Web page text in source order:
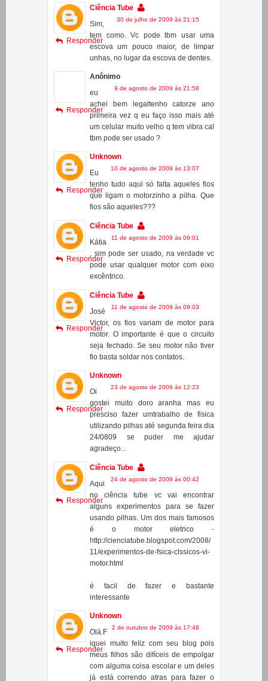
como substituir a vibrador por motor
de carinhos
Responder
Ciência Tube
30 de julho de 2009 às 21:15
Sim,
tem como. Vc pode tbm usar uma
escova um pouco maior, de limpar
unhas, no lugar da escova de dentes.
Anônimo
9 de agosto de 2009 às 21:58
eu
achei bem legaltenho catorze ano
primeira vez q eu faço isso mais até
um celular muito velho q tem vibra cal
tbm pode ser usado ?
Responder
Unknown
10 de agosto de 2009 às 13:07
Eu
tenho tudo aqui só falta aqueles fios
que ligam o motorzinho a pilha. Que
fios são aqueles???
Ciência Tube
11 de agosto de 2009 às 09:01
Kátia
, sim pode ser usado, na verdade vc
pode usar qualquer motor com eixo
excêntrico.
Ciência Tube
11 de agosto de 2009 às 09:03
José
Victor, os fios variam de motor para
motor. O importante é que o circuito
seja fechado. Se seu motor não tiver
fio basta soldar nos contatos.
Responder
Unknown
23 de agosto de 2009 às 12:23
Oi
gostei muito doro aranha mas eu
presciso fazer umtrabalho de fisica
utilizando pilhas até segunda feira dia
24/0809 se puder me ajudar
agradeço...
Responder
Ciência Tube
24 de agosto de 2009 às 00:42
Aqui
no ciência tube vc vai encontrar
alguns experimentos para se fazer
usando pilhas. Um dos mais famosos
é o motor eletrico -
http://cienciatube.blogspot.com/2008/
motor.html
é facil de fazer e bastante
interessante
Responder
Unknown
2 de outubro de 2009 às 17:48
Olá.F
iquei muito feliz com seu blog pois
Responder